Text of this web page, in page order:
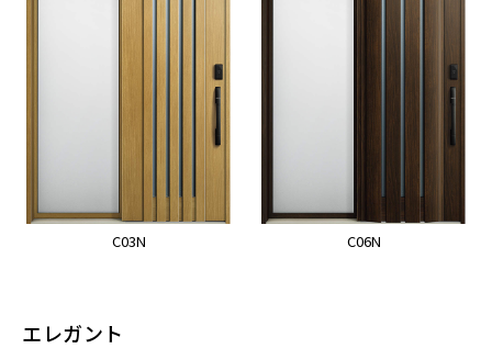
C03N C06N
エレガント